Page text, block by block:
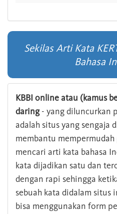
Sekilas Arti Kata
Bahasa
KBBI online atau (kamus
daring- yang diluncurkan
adalah situs yang sengaja
membantu
mencari arti kata bahasa
kata dijadikan satu dan
dengan rapi sehingga
sebuah kata didalam situs
bisa menggunakan form